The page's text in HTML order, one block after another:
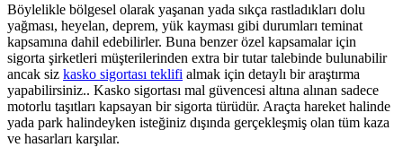
Böylelikle bölgesel olarak yaşanan yada sıkça rastladıkları dolu
yağması, heyelan, deprem, yük kayması gibi durumları teminat
kapsamına dahil edebilirler. Buna benzer özel kapsamalar için
sigorta şirketleri müşterilerinden extra bir tutar talebinde bulunabilir
ancak siz kasko sigortası teklifi almak için detaylı bir araştırma
yapabilirsiniz.. Kasko sigortası mal güvencesi altına alınan sadece
motorlu taşıtları kapsayan bir sigorta türüdür. Araçta hareket halinde
yada park halindeyken isteğiniz dışında gerçekleşmiş olan tüm kaza
ve hasarları karşılar.